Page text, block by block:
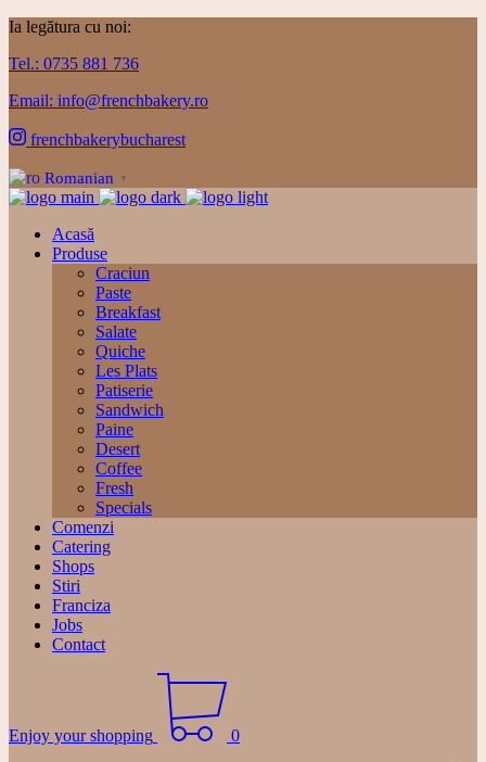
Ia legătura cu noi:
Tel.: 0735 881 736
Email: info@frenchbakery.ro
frenchbakerybucharest
Romanian ▼
Acasă
Produse
Craciun
Paste
Breakfast
Salate
Quiche
Les Plats
Patiserie
Sandwich
Paine
Desert
Coffee
Fresh
Specials
Comenzi
Catering
Shops
Stiri
Franciza
Jobs
Contact
Enjoy your shopping
0